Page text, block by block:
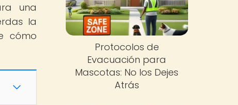
una
la
cómo
Protocolos de
Evacuación para
Mascotas: No los Dejes
Atrás